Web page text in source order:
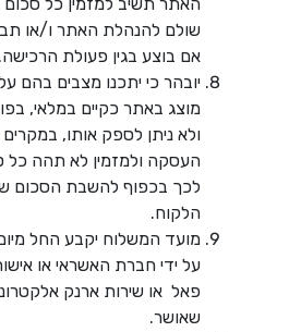
שולם להנהלת האתר ו/או
אם בוצע בגין פעולת הרכישה.
יובהר כי יתכנו מצבים בהם
מוצג באתר כקיים במלאי,
ולא ניתן לספק אותו,
העסקה ולמזמין לא תהה
לכך בכפוף להשבת הסכום
הלקוח.
מועד המשלוח יקבע החל
על ידי חברת האשראי או
פאל או שירות ארנק
שאושר.